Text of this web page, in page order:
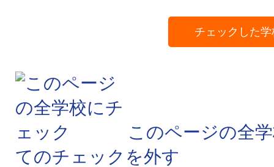
チェックした
このページの全
てのチェックを外す